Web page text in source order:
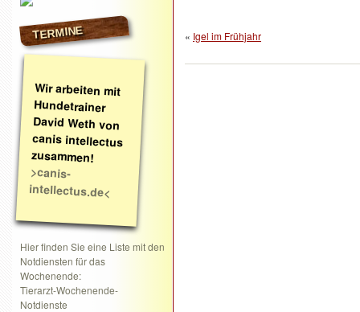
TERMINE
Wir arbeiten mit
Hundetrainer
David Weth von
canis intellectus
zusammen!
>canis-
intellectus.de<
Hier finden Sie eine Liste mit den
Notdiensten für das
Wochenende:
Tierarzt-Wochenende-
Notdienste
« Igel im Frühjahr